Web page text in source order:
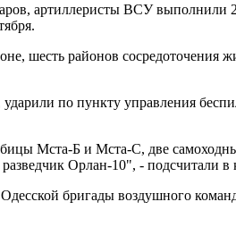
артиллеристы ВСУ выполнили
шесть районов
по пункту управления
Мста-Б и Мста-С, две
Орлан-10", - подсчитали в
бригады воздушного